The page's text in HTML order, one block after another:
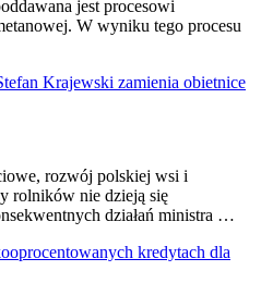
jest procesowi
W wyniku tego procesu
Krajewski zamienia obietnice
rozwój polskiej wsi i
rolników nie dzieją się
działań ministra …
kredytach dla